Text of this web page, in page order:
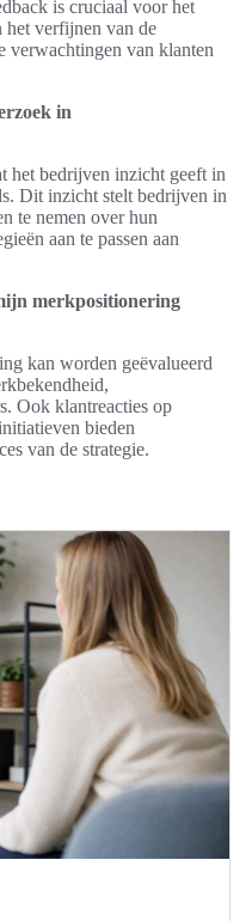
is cruciaal voor het
het verfijnen van de
verwachtingen van klanten
in
het bedrijven inzicht geeft in
Dit inzicht stelt bedrijven in
te nemen over hun
aan te passen aan
merkpositionering
kan worden geëvalueerd
Ook klantreacties op
bieden
van de strategie.